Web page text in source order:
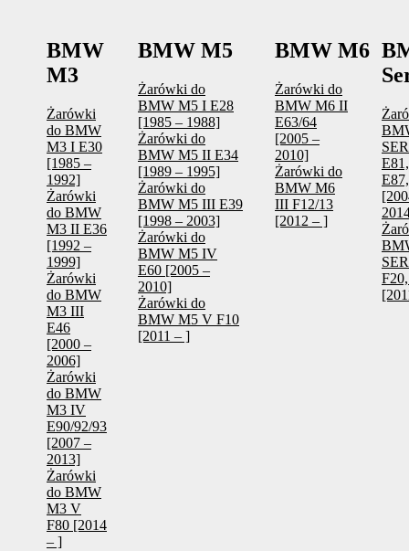
BMW
M3
Żarówki
do BMW
M3 I E30
[1985 –
1992]
Żarówki
do BMW
M3 II E36
[1992 –
1999]
Żarówki
do BMW
M3 III
E46
[2000 –
2006]
Żarówki
do BMW
M3 IV
E90/92/93
[2007 –
2013]
Żarówki
do BMW
M3 V
F80 [2014
– ]
BMW M5
Żarówki do
BMW M5 I E28
[1985 – 1988]
Żarówki do
BMW M5 II E34
[1989 – 1995]
Żarówki do
BMW M5 III E39
[1998 – 2003]
Żarówki do
BMW M5 IV
E60 [2005 –
2010]
Żarówki do
BMW M5 V F10
[2011 – ]
BMW M6
Żarówki do
BMW M6 II
E63/64
[2005 –
2010]
Żarówki do
BMW M6
III F12/13
[2012 – ]